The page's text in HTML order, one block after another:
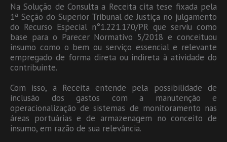
Na Solução de Consulta a Receita cita tese fixada pela
1ª Seção do Superior Tribunal de Justiça no julgamento
do Recurso Especial n°1.221.170/PR que serviu como
base para o Parecer Normativo 5/2018 e conceituou
insumo como o bem ou serviço essencial e relevante
empregado de forma direta ou indireta à atividade do
contribuinte.
Com isso, a Receita entende pela possibilidade de
inclusão dos gastos com a manutenção e
operacionalização de sistemas de monitoramento nas
áreas portuárias e de armazenagem no conceito de
insumo, em razão de sua relevância.